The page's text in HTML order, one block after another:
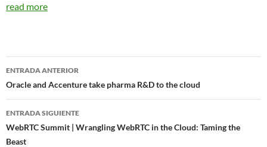
read more
Navegador
de
entradas
ENTRADA ANTERIOR
Oracle and Accenture take pharma R&D to the cloud
ENTRADA SIGUIENTE
WebRTC Summit | Wrangling WebRTC in the Cloud: Taming the
Beast